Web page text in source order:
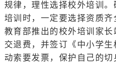
规律，理性选择校外培训
培训时，一定要选择资质
教育部推出的校外培训家长
交退费，并签订《中小学
动索要发票，保护自己的切